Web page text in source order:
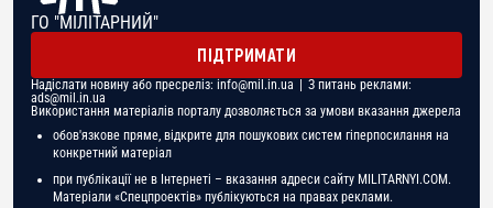
ГО "МІЛІТАРНИЙ"
ПІДТРИМАТИ
Надіслати новину або пресреліз: info@mil.in.ua | З питань реклами:
ads@mil.in.ua
Використання матеріалів порталу дозволяється за умови вказання джерела
обов'язкове пряме, відкрите для пошукових систем гіперпосилання на
конкретний матеріал
при публікації не в Інтернеті – вказання адреси сайту MILITARNYI.COM.
Матеріали «Спецпроектів» публікуються на правах реклами.